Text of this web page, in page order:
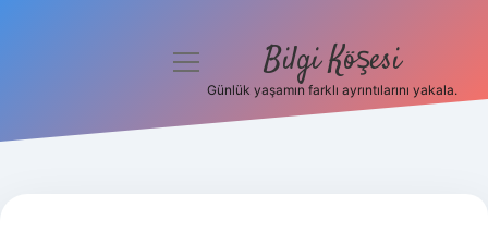
menüyü
Bilgi Köşesi
Günlük yaşamın farklı ayrıntılarını yakala.